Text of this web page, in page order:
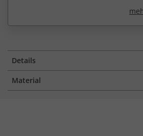
Details
Material